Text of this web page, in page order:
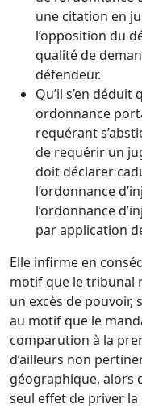
une citation en
l’opposition du
qualité de
défendeur.
Qu’il s’en
ordonnance
requérant
de requérir un
doit déclarer
l’ordonnance
l’ordonnance
par application
Elle infirme en
motif que le tribunal
un excès de pouvoir,
au motif que le
comparution à la
d’ailleurs non
géographique, alors
seul effet de priver